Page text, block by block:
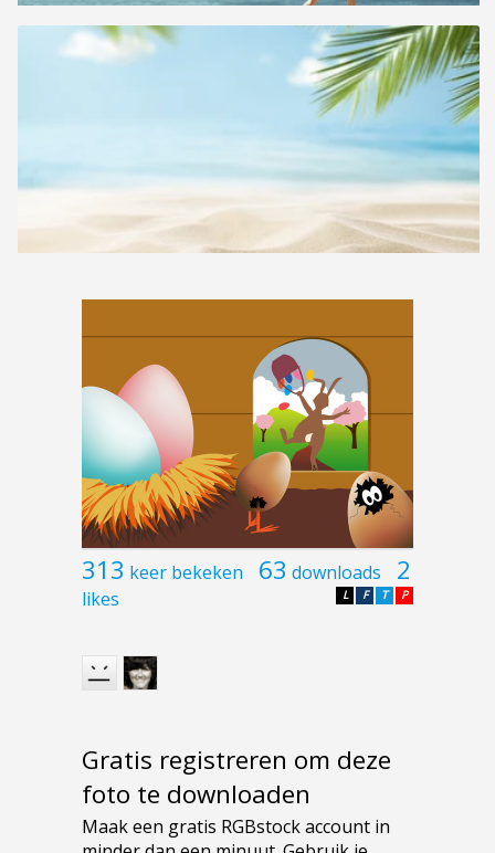
313 keer bekeken 63 downloads 2
likes P
T
F
L
Gratis registreren om deze
foto te downloaden